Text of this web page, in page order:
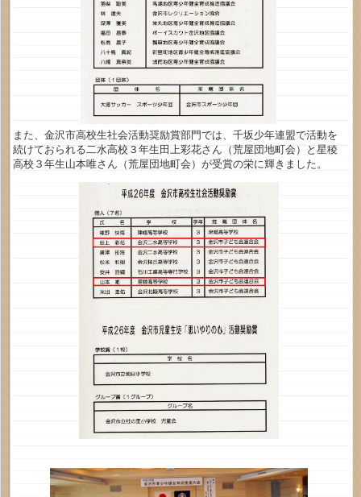
また、金沢市高校生社会活動奨励賞部門では、千坂少年連盟で活動を
続けておられる二水高校３年生田上彩花さん（荒屋団地町会）と星稜
高校３年生山本唯さん（荒屋団地町会）が受賞の栄に輝きました。